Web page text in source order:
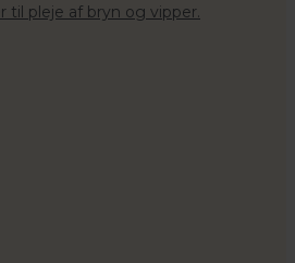
til pleje af bryn og vipper.